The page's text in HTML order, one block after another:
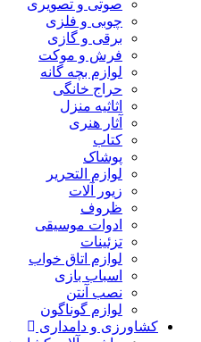
صوتی و تصویری
چوبی و فلزی
برقی و گازی
فرش و موکت
لوازم بچه گانه
حراج خانگی
اثاثیه منزل
آثار هنری
کتاب
پوشاک
لوازم التحریر
زیور آلات
ظروف
ادوات موسیقی
تزئینات
لوازم اتاق خواب
اسباب بازی
نصب آنتن
لوازم گوناگون
کشاورزی و دامداری